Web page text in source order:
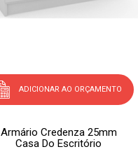
ADICIONAR AO ORÇAMENTO
Armário Credenza 25mm
Casa Do Escritório